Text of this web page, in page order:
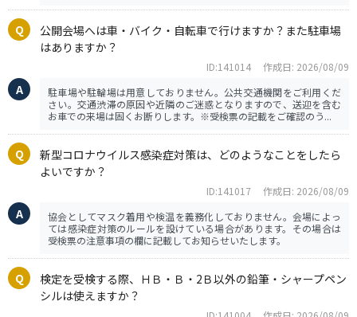
公開会場へは車・バイク・自転車で行けますか？また駐車場
はありますか？
ID:141014
作成日: 2026/08/09
駐車場や駐輪場は用意しておりません。公共交通機関をご利用くだ
さい。交通渋滞の原因や近隣のご迷惑となりますので、送迎を含む
お車での来場は固くお断りします。※受検票の記載をご確認のう...
新型コロナウイルス感染症対策は、どのようなことをしたら
よいですか？
ID:141017
作成日: 2026/08/09
協会としてマスク着用や検温を義務化しておりません。会場によっ
ては感染症対策のルールを設けている場合があります。その場合は
受検票の注意事項の欄に記載してお知らせいたします。
検定を受検する際、ＨＢ・Ｂ・2Ｂ以外の鉛筆・シャープペン
シルは使えますか？